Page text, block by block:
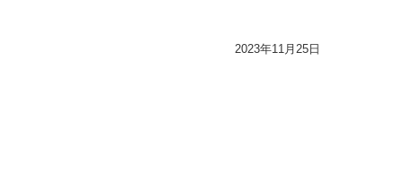
2023年11月25日